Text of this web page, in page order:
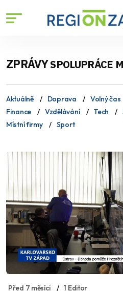
ZPRÁVYSPOLUPRÁCE
Aktuálně Doprava Volný čas
Finance
Vzdělávání Tech
Místní firmy
Sport
Před 7 měsíci 1 Editor